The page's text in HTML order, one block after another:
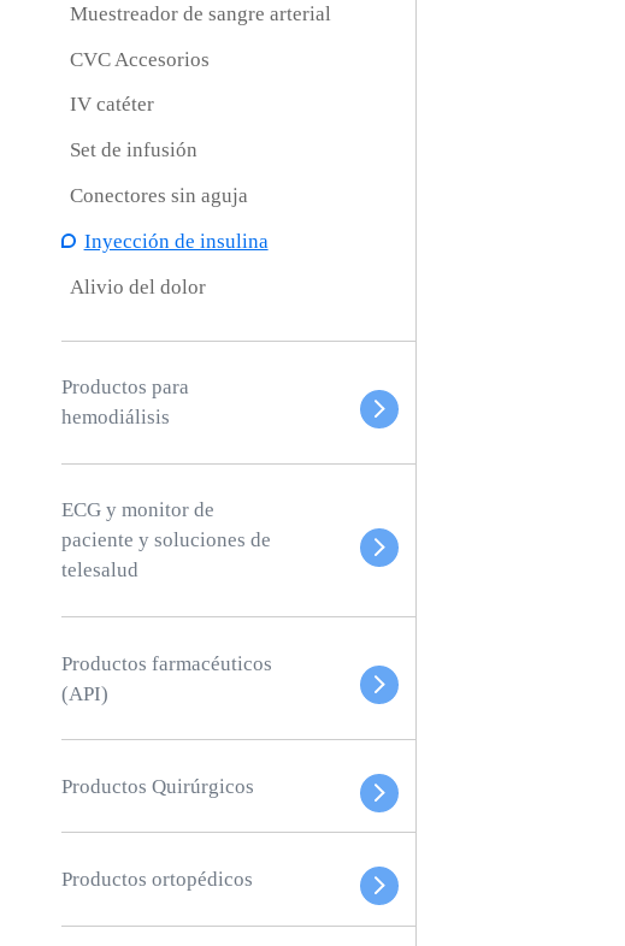
Muestreador de sangre arterial
CVC Accesorios
IV catéter
Set de infusión
Conectores sin aguja
Inyección de insulina
Alivio del dolor
Productos para
hemodiálisis
ECG y monitor de
paciente y soluciones de
telesalud
Productos farmacéuticos
(API)
Productos Quirúrgicos
Productos ortopédicos